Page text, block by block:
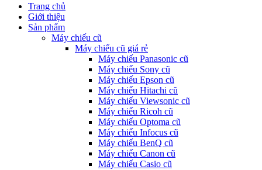
Trang chủ
Giới thiệu
Sản phẩm
Máy chiếu cũ
Máy chiếu cũ giá rẻ
Máy chiếu Panasonic cũ
Máy chiếu Sony cũ
Máy chiếu Epson cũ
Máy chiếu Hitachi cũ
Máy chiếu Viewsonic cũ
Máy chiếu Ricoh cũ
Máy chiếu Optoma cũ
Máy chiếu Infocus cũ
Máy chiếu BenQ cũ
Máy chiếu Canon cũ
Máy chiếu Casio cũ